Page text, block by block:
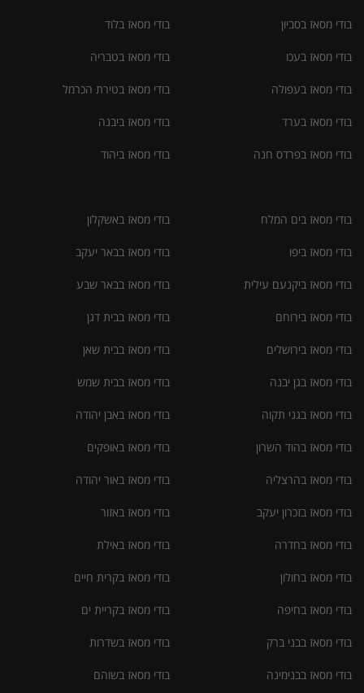
בודי מסאז בסביון
בודי מסאז בעכו
בודי מסאז בעפולה
בודי מסאז בערד
בודי מסאז בפרדס חנה
בודי מסאז בלוד
בודי מסאז בטבריה
בודי מסאז בטירת הכרמל
בודי מסאז ביבנה
בודי מסאז ביהוד
בודי מסאז בים המלח
בודי מסאז ביפו
בודי מסאז ביקנעם עילית
בודי מסאז בירוחם
בודי מסאז בירושלים
בודי מסאז בגן יבנה
בודי מסאז בגני תקוה
בודי מסאז בהוד השרון
בודי מסאז בהרצליה
בודי מסאז בזכרון יעקב
בודי מסאז בחדרה
בודי מסאז בחולון
בודי מסאז בחיפה
בודי מסאז בבני ברק
בודי מסאז בבנימינה
בודי מסאז באשקלון
בודי מסאז בבאר יעקב
בודי מסאז בבאר שבע
בודי מסאז בבית דגן
בודי מסאז בבית שאן
בודי מסאז בבית שמש
בודי מסאז באבן יהודה
בודי מסאז באופקים
בודי מסאז באור יהודה
בודי מסאז באזור
בודי מסאז באילת
בודי מסאז בקרית חיים
בודי מסאז בקריית ים
בודי מסאז בשדרות
בודי מסאז בשוהם